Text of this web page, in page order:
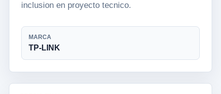
inclusion en proyecto tecnico.
MARCA
TP-LINK